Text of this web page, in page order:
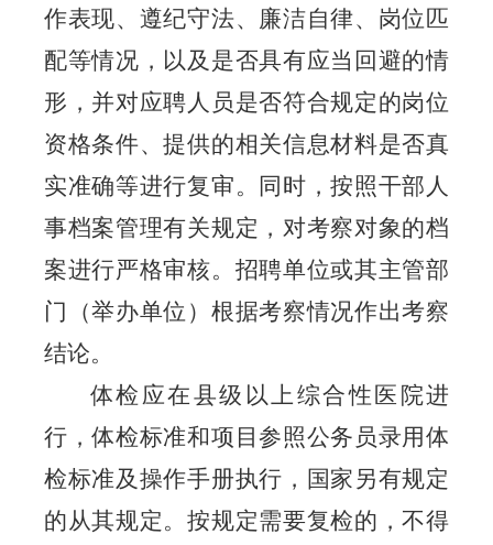
作表现、遵纪守法、廉洁自律、岗位匹
配等情况，以及是否具有应当回避的情
形，并对应聘人员是否符合规定的岗位
资格条件、提供的相关信息材料是否真
实准确等进行复审。同时，按照干部人
事档案管理有关规定，对考察对象的档
案进行严格审核。招聘单位或其主管部
门（举办单位）根据考察情况作出考察
结论。
体检应在县级以上综合性医院进
行，体检标准和项目参照公务员录用体
检标准及操作手册执行，国家另有规定
的从其规定。按规定需要复检的，不得